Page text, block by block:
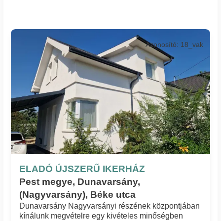
ELADÓ ÚJSZERŰ IKERHÁZ
Pest megye, Dunavarsány,
(Nagyvarsány), Béke utca
Azonosító: 18_vak
Dunavarsány Nagyvarsányi részének központjában
kínálunk megvételre egy kivételes minőségben